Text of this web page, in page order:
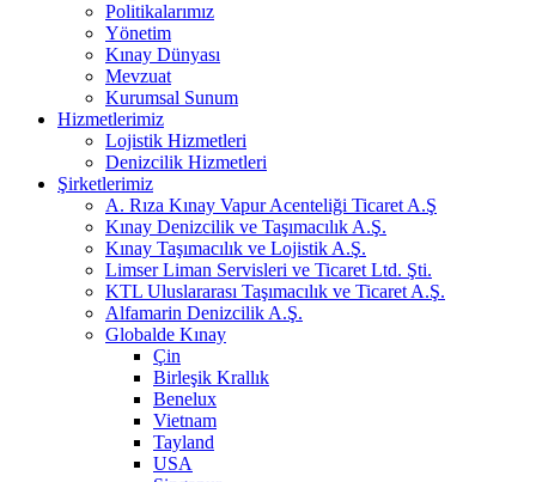
Politikalarımız
Yönetim
Kınay Dünyası
Mevzuat
Kurumsal Sunum
Hizmetlerimiz
Lojistik Hizmetleri
Denizcilik Hizmetleri
Şirketlerimiz
A. Rıza Kınay Vapur Acenteliği Ticaret A.Ş
Kınay Denizcilik ve Taşımacılık A.Ş.
Kınay Taşımacılık ve Lojistik A.Ş.
Limser Liman Servisleri ve Ticaret Ltd. Şti.
KTL Uluslararası Taşımacılık ve Ticaret A.Ş.
Alfamarin Denizcilik A.Ş.
Globalde Kınay
Çin
Birleşik Krallık
Benelux
Vietnam
Tayland
USA